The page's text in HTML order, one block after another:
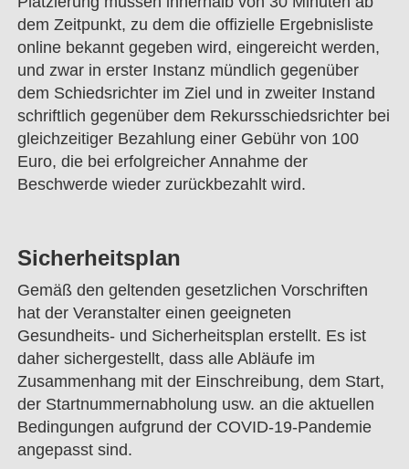
dem Zeitpunkt, zu dem die offizielle Ergebnisliste
online bekannt gegeben wird, eingereicht werden,
und zwar in erster Instanz mündlich gegenüber
dem Schiedsrichter im Ziel und in zweiter Instand
schriftlich gegenüber dem Rekursschiedsrichter bei
gleichzeitiger Bezahlung einer Gebühr von 100
Euro, die bei erfolgreicher Annahme der
Beschwerde wieder zurückbezahlt wird.
Sicherheitsplan
Gemäß den geltenden gesetzlichen Vorschriften
hat der Veranstalter einen geeigneten
Gesundheits- und Sicherheitsplan erstellt. Es ist
daher sichergestellt, dass alle Abläufe im
Zusammenhang mit der Einschreibung, dem Start,
der Startnummernabholung usw. an die aktuellen
Bedingungen aufgrund der COVID-19-Pandemie
angepasst sind.